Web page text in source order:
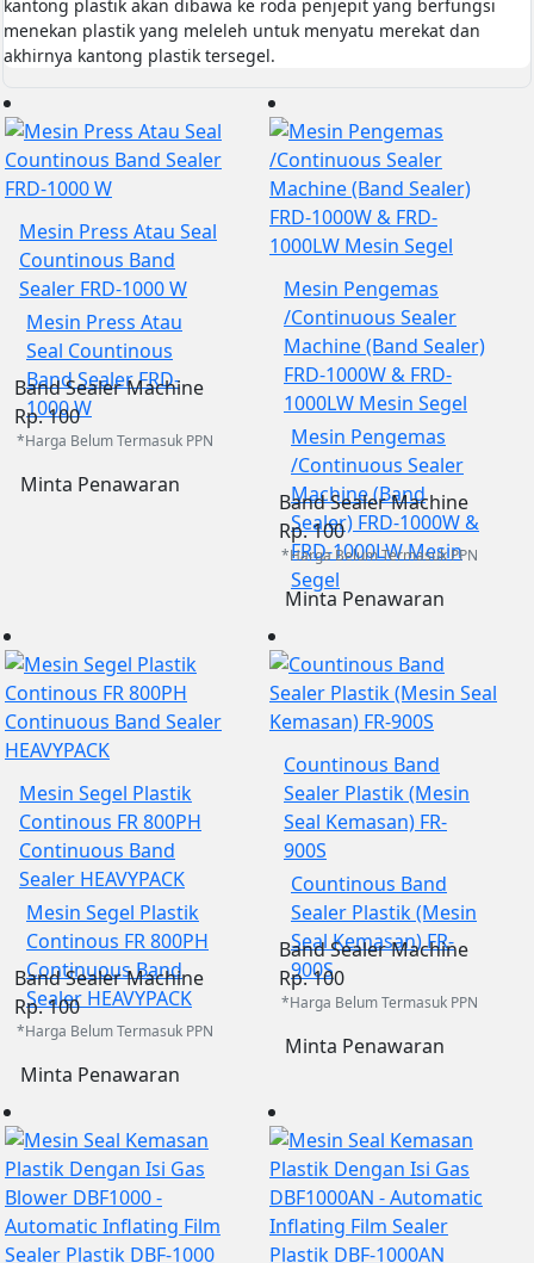
kantong plastik akan dibawa ke roda penjepit yang berfungsi
menekan plastik yang meleleh untuk menyatu merekat dan
akhirnya kantong plastik tersegel.
Mesin Press Atau Seal
Countinous Band
Sealer FRD-1000 W
Mesin Press Atau
Seal Countinous
Band Sealer FRD-
1000 W
Band Sealer Machine
Rp. 100
*Harga Belum Termasuk PPN
Minta Penawaran
Mesin Pengemas
/Continuous Sealer
Machine (Band Sealer)
FRD-1000W & FRD-
1000LW Mesin Segel
Mesin Pengemas
/Continuous Sealer
Machine (Band
Sealer) FRD-1000W &
FRD-1000LW Mesin
Segel
Band Sealer Machine
Rp. 100
*Harga Belum Termasuk PPN
Minta Penawaran
Mesin Segel Plastik
Continous FR 800PH
Continuous Band
Sealer HEAVYPACK
Mesin Segel Plastik
Continous FR 800PH
Continuous Band
Sealer HEAVYPACK
Band Sealer Machine
Rp. 100
*Harga Belum Termasuk PPN
Minta Penawaran
Countinous Band
Sealer Plastik (Mesin
Seal Kemasan) FR-
900S
Countinous Band
Sealer Plastik (Mesin
Seal Kemasan) FR-
900S
Band Sealer Machine
Rp. 100
*Harga Belum Termasuk PPN
Minta Penawaran